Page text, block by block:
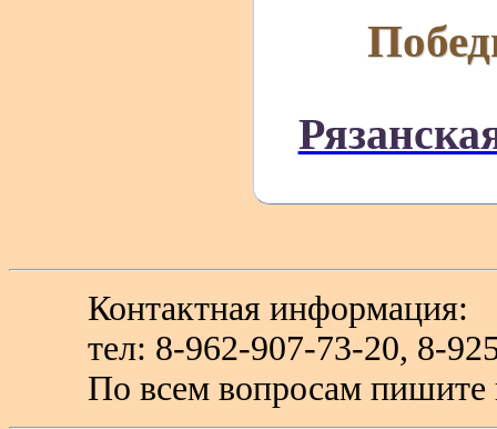
Контактная информация:
тел: 8-962-907-73-20, 8-
По всем вопросам